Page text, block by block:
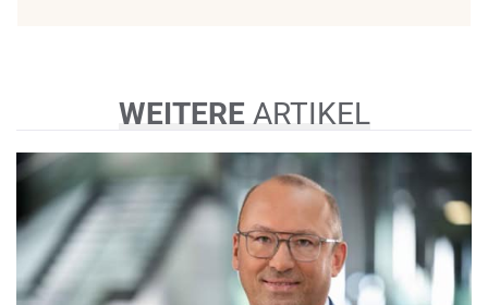
WEITEREARTIKEL